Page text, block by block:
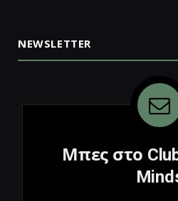
NEWSLETTER
Μπες στο